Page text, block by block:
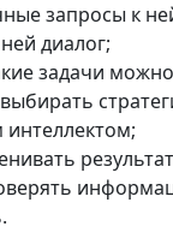
запросы к
диалог;
задачи
интеллектом;